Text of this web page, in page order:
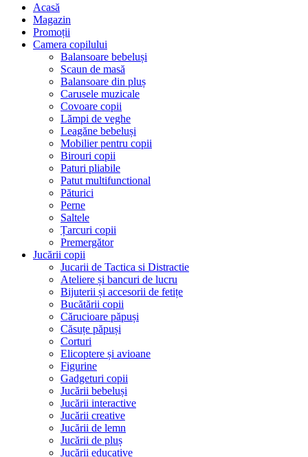
Acasă
Magazin
Promoții
Camera copilului
Balansoare bebeluși
Scaun de masă
Balansoare din pluș
Carusele muzicale
Covoare copii
Lămpi de veghe
Leagăne bebeluși
Mobilier pentru copii
Birouri copii
Paturi pliabile
Patut multifunctional
Păturici
Perne
Saltele
Țarcuri copii
Premergător
Jucării copii
Jucarii de Tactica si Distractie
Ateliere și bancuri de lucru
Bijuterii și accesorii de fetițe
Bucătării copii
Cărucioare păpuși
Căsuțe păpuși
Corturi
Elicoptere și avioane
Figurine
Gadgeturi copii
Jucării bebeluși
Jucării interactive
Jucării creative
Jucării de lemn
Jucării de pluș
Jucării educative